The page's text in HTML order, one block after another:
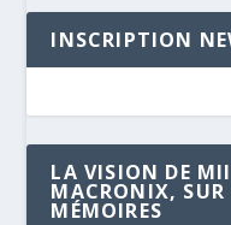
INSCRIPTION
LA VISION DE
MACRONIX, SUR
MÉMOIRES